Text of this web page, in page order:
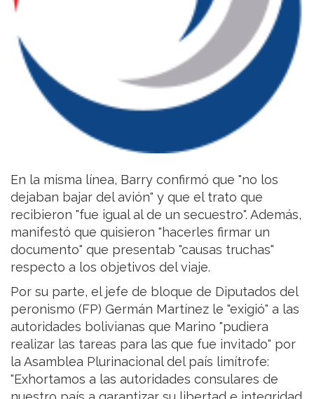
En la misma línea, Barry confirmó que "no los
dejaban bajar del avión" y que el trato que
recibieron "fue igual al de un secuestro". Además,
manifestó que quisieron "hacerles firmar un
documento" que presentab "causas truchas"
respecto a los objetivos del viaje.
Por su parte, el jefe de bloque de Diputados del
peronismo (FP) Germán Martínez le "exigió" a las
autoridades bolivianas que Marino "pudiera
realizar las tareas para las que fue invitado" por
la Asamblea Plurinacional del país limítrofe:
"Exhortamos a las autoridades consulares de